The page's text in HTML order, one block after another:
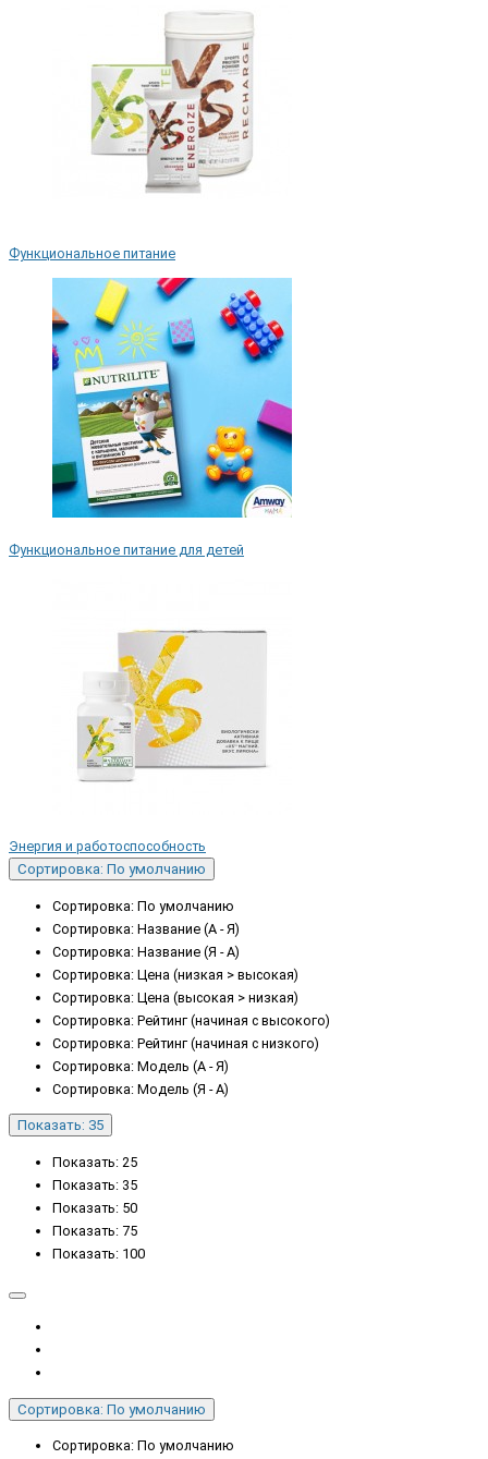
Функциональное питание
Функциональное питание для детей
Энергия и работоспособность
Сортировка: По умолчанию
Сортировка: По умолчанию
Сортировка: Название (А - Я)
Сортировка: Название (Я - А)
Сортировка: Цена (низкая > высокая)
Сортировка: Цена (высокая > низкая)
Сортировка: Рейтинг (начиная с высокого)
Сортировка: Рейтинг (начиная с низкого)
Сортировка: Модель (А - Я)
Сортировка: Модель (Я - А)
Показать: 35
Показать: 25
Показать: 35
Показать: 50
Показать: 75
Показать: 100
Сортировка: По умолчанию
Сортировка: По умолчанию